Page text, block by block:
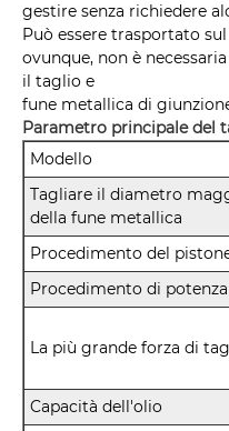
gestire senza richiedere
Può essere trasportato
ovunque, non è
il taglio e
fune metallica di
Parametro principale del
Modello
Tagliare il diametro
della fune metallica
Procedimento del
Procedimento di potenza
La più grande forza di
Capacità dell'olio